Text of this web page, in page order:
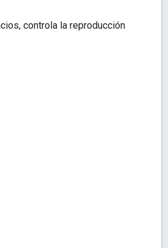
controla la reproducción